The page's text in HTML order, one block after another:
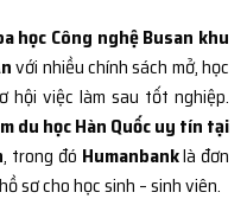
học Công nghệ Busan khu
với nhiều chính sách mở, học
hội việc làm sau tốt nghiệp.
du học Hàn Quốc uy tín tại
, trong đó Humanbanklà đơn
sơ cho học sinh – sinh viên.